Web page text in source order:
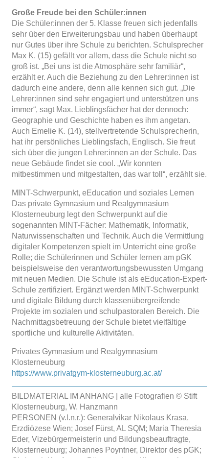
Große Freude bei den Schüler:innen
Die Schüler:innen der 5. Klasse freuen sich jedenfalls
sehr über den Erweiterungsbau und haben überhaupt
nur Gutes über ihre Schule zu berichten. Schulsprecher
Max K. (15) gefällt vor allem, dass die Schule nicht so
groß ist. „Bei uns ist die Atmosphäre sehr familiär“,
erzählt er. Auch die Beziehung zu den Lehrer:innen ist
dadurch eine andere, denn alle kennen sich gut. „Die
Lehrer:innen sind sehr engagiert und unterstützen uns
immer“, sagt Max. Lieblingsfächer hat der dennoch:
Geographie und Geschichte haben es ihm angetan.
Auch Emelie K. (14), stellvertretende Schulsprecherin,
hat ihr persönliches Lieblingsfach, Englisch. Sie freut
sich über die jungen Lehrer:innen an der Schule. Das
neue Gebäude findet sie cool. „Wir konnten
mitbestimmen und mitgestalten, das war toll“, erzählt sie.
MINT-Schwerpunkt, eEducation und soziales Lernen
Das private Gymnasium und Realgymnasium
Klosterneuburg legt den Schwerpunkt auf die
sogenannten MINT-Fächer: Mathematik, Informatik,
Naturwissenschaften und Technik. Auch die Vermittlung
digitaler Kompetenzen spielt im Unterricht eine große
Rolle; die Schülerinnen und Schüler lernen am pGK
beispielsweise den verantwortungsbewussten Umgang
mit neuen Medien. Die Schule ist als eEducation-Expert-
Schule zertifiziert. Ergänzt werden MINT-Schwerpunkt
und digitale Bildung durch klassenübergreifende
Projekte im sozialen und schulpastoralen Bereich. Die
Nachmittagsbetreuung der Schule bietet vielfältige
sportliche und kulturelle Aktivitäten.
Privates Gymnasium und Realgymnasium
Klosterneuburg
https://www.privatgym-klosterneuburg.ac.at/
BILDMATERIAL IM ANHANG | alle Fotografien © Stift
Klosterneuburg, W. Hanzmann
PERSONEN (v.l.n.r.): Generalvikar Nikolaus Krasa,
Erzdiözese Wien; Josef Fürst, AL SQM; Maria Theresia
Eder, Vizebürgermeisterin und Bildungsbeauftragte,
Klosterneuburg; Johannes Poyntner, Direktor des pGK;